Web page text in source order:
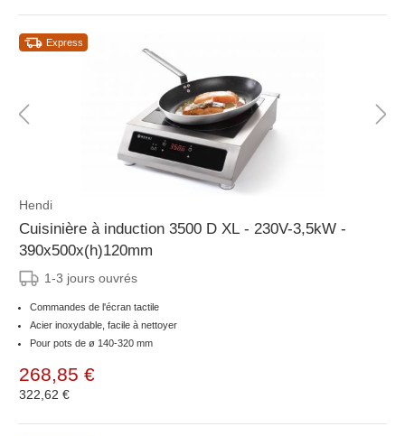
Express
Hendi
Cuisinière à induction 3500 D XL - 230V-3,5kW -
390x500x(h)120mm
1-3 jours ouvrés
Commandes de l'écran tactile
Acier inoxydable, facile à nettoyer
Pour pots de ø 140-320 mm
268,85 €
322,62 €